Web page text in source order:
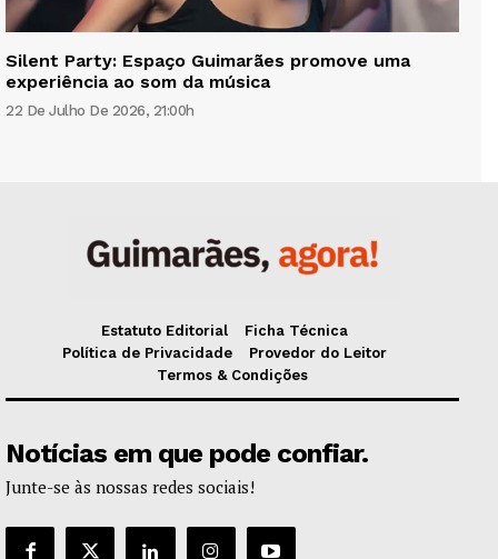
Silent Party: Espaço Guimarães promove uma
experiência ao som da música
22 De Julho De 2026, 21:00h
Estatuto Editorial
Ficha Técnica
Política de Privacidade
Provedor do Leitor
Termos & Condições
Notícias em que pode confiar.
Junte-se às nossas redes sociais!